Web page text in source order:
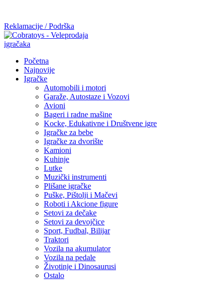
Reklamacije / Podrška
Početna
Najnovije
Igračke
Automobili i motori
Garaže, Autostaze i Vozovi
Avioni
Bageri i radne mašine
Kocke, Edukativne i Društvene igre
Igračke za bebe
Igračke za dvorište
Kamioni
Kuhinje
Lutke
Muzički instrumenti
Plišane igračke
Puške, Pištolji i Mačevi
Roboti i Akcione figure
Setovi za dečake
Setovi za devojčice
Sport, Fudbal, Bilijar
Traktori
Vozila na akumulator
Vozila na pedale
Životinje i Dinosaurusi
Ostalo